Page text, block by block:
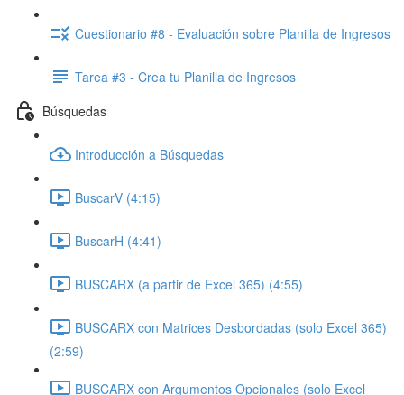
Cuestionario #8 - Evaluación sobre Planilla de Ingresos
Tarea #3 - Crea tu Planilla de Ingresos
Búsquedas
Introducción a Búsquedas
BuscarV (4:15)
BuscarH (4:41)
BUSCARX (a partir de Excel 365) (4:55)
BUSCARX con Matrices Desbordadas (solo Excel 365)
(2:59)
BUSCARX con Argumentos Opcionales (solo Excel